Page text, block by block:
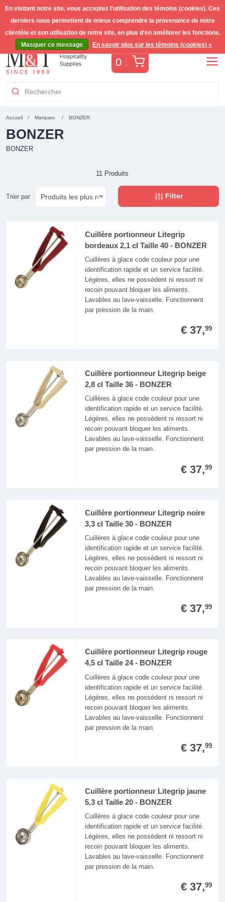
0 Panier
Accueil Marques BONZER
BONZER
BONZER
11 Produits
Trier par Filter
Cuillère portionneur Litegrip
bordeaux 2,1 cl Taille 40 - BONZER
Cuillères à glace code couleur pour une
identification rapide et un service facilité.
Légères, elles ne possèdent ni ressort ni
recoin pouvant bloquer les aliments.
Lavables au lave-vaisselle. Fonctionnent
par pression de la main.
€ 37,99
Cuillère portionneur Litegrip beige
2,8 cl Taille 36 - BONZER
Cuillères à glace code couleur pour une
identification rapide et un service facilité.
Légères, elles ne possèdent ni ressort ni
recoin pouvant bloquer les aliments.
Lavables au lave-vaisselle. Fonctionnent
par pression de la main.
€ 37,99
Cuillère portionneur Litegrip noire
3,3 cl Taille 30 - BONZER
Cuillères à glace code couleur pour une
identification rapide et un service facilité.
Légères, elles ne possèdent ni ressort ni
recoin pouvant bloquer les aliments.
Lavables au lave-vaisselle. Fonctionnent
par pression de la main.
€ 37,99
Cuillère portionneur Litegrip rouge
4,5 cl Taille 24 - BONZER
Cuillères à glace code couleur pour une
identification rapide et un service facilité.
Légères, elles ne possèdent ni ressort ni
recoin pouvant bloquer les aliments.
Lavables au lave-vaisselle. Fonctionnent
par pression de la main.
€ 37,99
Cuillère portionneur Litegrip jaune
5,3 cl Taille 20 - BONZER
Cuillères à glace code couleur pour une
identification rapide et un service facilité.
Légères, elles ne possèdent ni ressort ni
recoin pouvant bloquer les aliments.
Lavables au lave-vaisselle. Fonctionnent
par pression de la main.
€ 37,99
En visitant notre site, vous acceptez l'utilisation des témoins (cookies). Ces
derniers nous permettent de mieux comprendre la provenance de notre
clientèle et son utilisation de notre site, en plus d'en améliorer les fonctions.
Masquer ce message
En savoir plus sur les témoins (cookies) »